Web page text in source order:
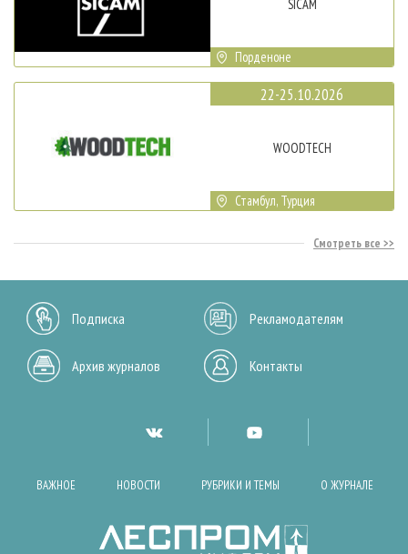
SICAM
Порденоне
22-25.10.2026
WOODTECH
Стамбул, Турция
Смотреть все
Подписка Рекламодателям
Архив журналов Контакты
ВАЖНОЕ НОВОСТИ РУБРИКИ И ТЕМЫ О ЖУРНАЛЕ